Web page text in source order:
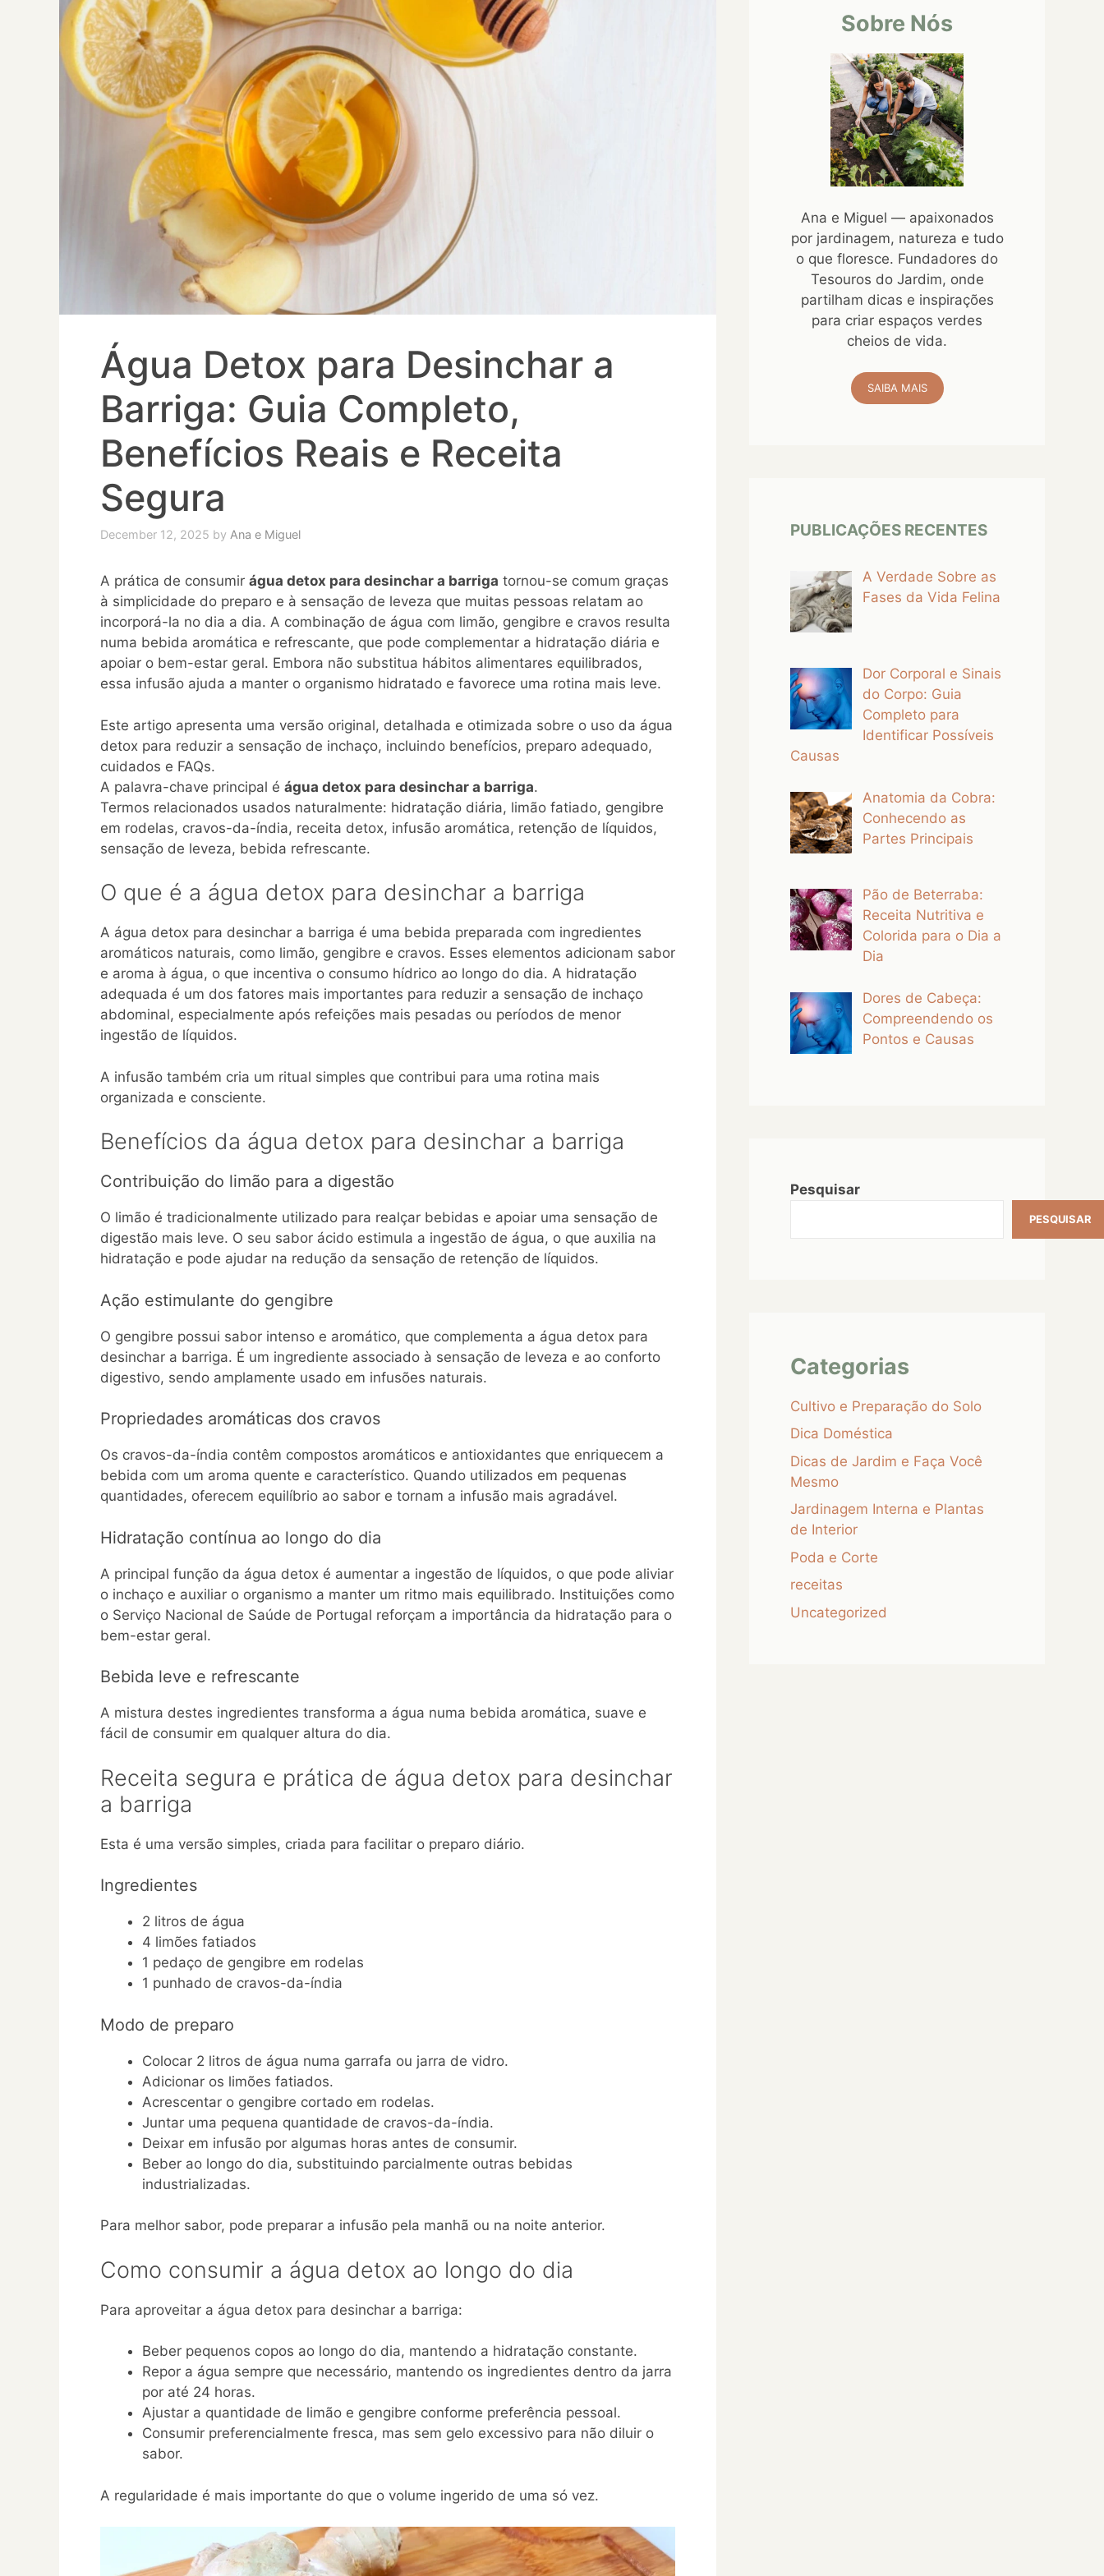
Água Detox para Desinchar a
Barriga: Guia Completo,
Benefícios Reais e Receita
Segura
December 12, 2025 by Ana e Miguel
A prática de consumir água detox para desinchar a barriga tornou-se comum graças
à simplicidade do preparo e à sensação de leveza que muitas pessoas relatam ao
incorporá-la no dia a dia. A combinação de água com limão, gengibre e cravos resulta
numa bebida aromática e refrescante, que pode complementar a hidratação diária e
apoiar o bem-estar geral. Embora não substitua hábitos alimentares equilibrados,
essa infusão ajuda a manter o organismo hidratado e favorece uma rotina mais leve.
Este artigo apresenta uma versão original, detalhada e otimizada sobre o uso da água
detox para reduzir a sensação de inchaço, incluindo benefícios, preparo adequado,
cuidados e FAQs.
A palavra-chave principal é água detox para desinchar a barriga.
Termos relacionados usados naturalmente: hidratação diária, limão fatiado, gengibre
em rodelas, cravos-da-índia, receita detox, infusão aromática, retenção de líquidos,
sensação de leveza, bebida refrescante.
O que é a água detox para desinchar a barriga
A água detox para desinchar a barriga é uma bebida preparada com ingredientes
aromáticos naturais, como limão, gengibre e cravos. Esses elementos adicionam sabor
e aroma à água, o que incentiva o consumo hídrico ao longo do dia. A hidratação
adequada é um dos fatores mais importantes para reduzir a sensação de inchaço
abdominal, especialmente após refeições mais pesadas ou períodos de menor
ingestão de líquidos.
A infusão também cria um ritual simples que contribui para uma rotina mais
organizada e consciente.
Benefícios da água detox para desinchar a barriga
Contribuição do limão para a digestão
O limão é tradicionalmente utilizado para realçar bebidas e apoiar uma sensação de
digestão mais leve. O seu sabor ácido estimula a ingestão de água, o que auxilia na
hidratação e pode ajudar na redução da sensação de retenção de líquidos.
Ação estimulante do gengibre
O gengibre possui sabor intenso e aromático, que complementa a água detox para
desinchar a barriga. É um ingrediente associado à sensação de leveza e ao conforto
digestivo, sendo amplamente usado em infusões naturais.
Propriedades aromáticas dos cravos
Os cravos-da-índia contêm compostos aromáticos e antioxidantes que enriquecem a
bebida com um aroma quente e característico. Quando utilizados em pequenas
quantidades, oferecem equilíbrio ao sabor e tornam a infusão mais agradável.
Hidratação contínua ao longo do dia
A principal função da água detox é aumentar a ingestão de líquidos, o que pode aliviar
o inchaço e auxiliar o organismo a manter um ritmo mais equilibrado. Instituições como
o Serviço Nacional de Saúde de Portugal reforçam a importância da hidratação para o
bem-estar geral.
Bebida leve e refrescante
A mistura destes ingredientes transforma a água numa bebida aromática, suave e
fácil de consumir em qualquer altura do dia.
Receita segura e prática de água detox para desinchar
a barriga
Esta é uma versão simples, criada para facilitar o preparo diário.
Ingredientes
2 litros de água
4 limões fatiados
1 pedaço de gengibre em rodelas
1 punhado de cravos-da-índia
Modo de preparo
Colocar 2 litros de água numa garrafa ou jarra de vidro.
Adicionar os limões fatiados.
Acrescentar o gengibre cortado em rodelas.
Juntar uma pequena quantidade de cravos-da-índia.
Deixar em infusão por algumas horas antes de consumir.
Beber ao longo do dia, substituindo parcialmente outras bebidas
industrializadas.
Para melhor sabor, pode preparar a infusão pela manhã ou na noite anterior.
Como consumir a água detox ao longo do dia
Para aproveitar a água detox para desinchar a barriga:
Beber pequenos copos ao longo do dia, mantendo a hidratação constante.
Repor a água sempre que necessário, mantendo os ingredientes dentro da jarra
por até 24 horas.
Ajustar a quantidade de limão e gengibre conforme preferência pessoal.
Consumir preferencialmente fresca, mas sem gelo excessivo para não diluir o
sabor.
A regularidade é mais importante do que o volume ingerido de uma só vez.
Sobre Nós
Ana e Miguel — apaixonados
por jardinagem, natureza e tudo
o que floresce. Fundadores do
Tesouros do Jardim, onde
partilham dicas e inspirações
para criar espaços verdes
cheios de vida.
SAIBA MAIS
PUBLICAÇÕES RECENTES
A Verdade Sobre as
Fases da Vida Felina
Dor Corporal e Sinais
do Corpo: Guia
Completo para
Identificar Possíveis
Causas
Anatomia da Cobra:
Conhecendo as
Partes Principais
Pão de Beterraba:
Receita Nutritiva e
Colorida para o Dia a
Dia
Dores de Cabeça:
Compreendendo os
Pontos e Causas
Pesquisar
PESQUISAR
Categorias
Cultivo e Preparação do Solo
Dica Doméstica
Dicas de Jardim e Faça Você
Mesmo
Jardinagem Interna e Plantas
de Interior
Poda e Corte
receitas
Uncategorized